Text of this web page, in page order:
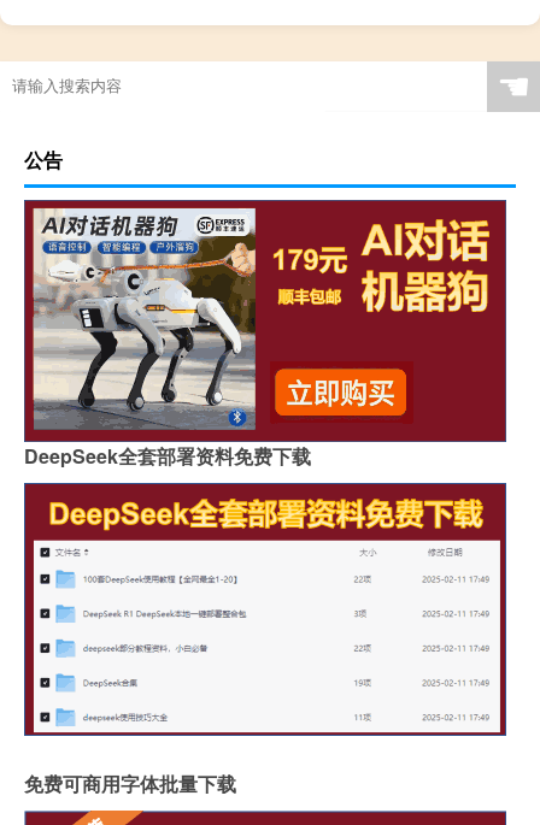
☚
公告
DeepSeek全套部署资料免费下载
免费可商用字体批量下载